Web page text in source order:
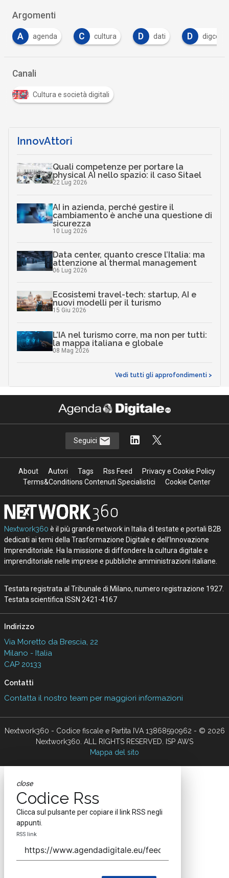
Argomenti
C cultura D dati digcomp D digital
Canali
Cultura e società digitali
InnovAttori
Quali competenze per portare la
physical AI nello spazio: il caso Sitael
22 Lug 2026
AI in azienda, perché gestire il
cambiamento è anche una questione di
sicurezza
10 Lug 2026
Data center, quanto cresce l’Italia: ma
attenzione al thermal management
06 Lug 2026
Ecosistemi travel-tech: startup, AI e
nuovi modelli per il turismo
15 Giu 2026
L’IA nel turismo corre, ma non per tutti:
la mappa italiana e globale
08 Mag 2026
Vedi tutti gli approfondimenti >
Seguici
About Autori Tags Rss Feed
Privacy e Cookie Policy
Terms&Conditions Contenuti Specialistici
Cookie Center
Nextwork360 è il più grande network in Italia di testate e portali B2B
dedicati ai temi della Trasformazione Digitale e dell’Innovazione
Imprenditoriale. Ha la missione di diffondere la cultura digitale e
imprenditoriale nelle imprese e pubbliche amministrazioni italiane.
Testata registrata al Tribunale di Milano, numero registrazione 1927.
Testata scientifica ISSN 2421-4167
Indirizzo
Via Moretto da Brescia, 22
Milano - Italia
CAP 20133
Contatti
Contatta il nostro team per maggiori informazioni
Nextwork360 - Codice fiscale e Partita IVA 13868590962 - © 2026
Nextwork360. ALL RIGHTS RESERVED. ISP AWS
Mappa del sito
close
Codice Rss
Clicca sul pulsante per copiare il link RSS negli
appunti.
RSS link